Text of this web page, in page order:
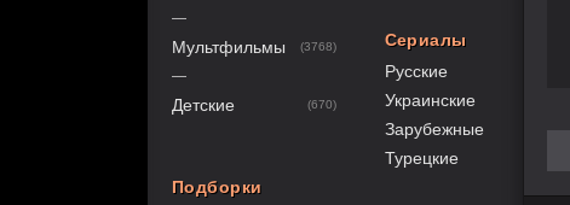
—
Мультфильмы (3768)
—
Детские (670)
Подборки
Сериалы
Русские
Украинские
Зарубежные
Турецкие